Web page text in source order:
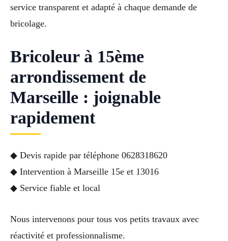
service transparent et adapté à chaque demande de
bricolage.
Bricoleur à 15ème
arrondissement de
Marseille : joignable
rapidement
◆ Devis rapide par téléphone 0628318620
◆ Intervention à Marseille 15e et 13016
◆ Service fiable et local
Nous intervenons pour tous vos petits travaux avec
réactivité et professionnalisme.